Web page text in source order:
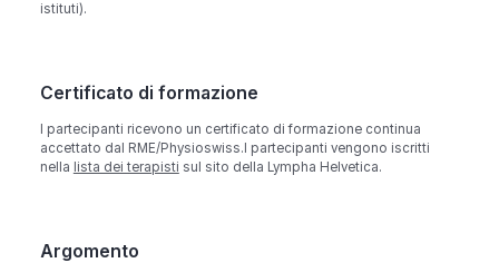
istituti).
Certificato di formazione
I partecipanti ricevono un certificato di formazione continua
accettato dal RME/Physioswiss.I partecipanti vengono iscritti
nella lista dei terapisti sul sito della Lympha Helvetica.
Argomento